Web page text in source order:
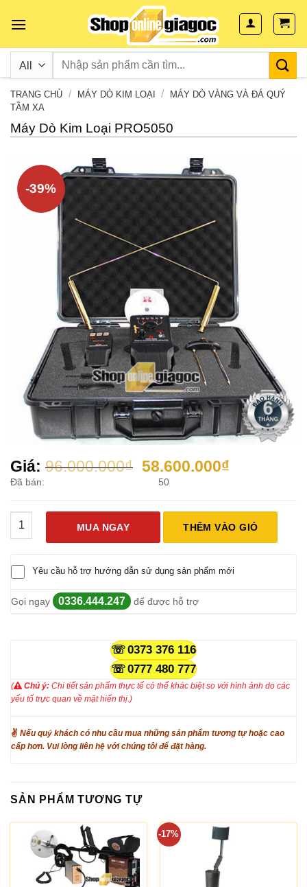
TRANG CHỦ / MÁY DÒ KIM LOẠI /
MÁY DÒ VÀNG VÀ ĐÁ QUÝ
TẦM XA
Máy Dò Kim Loại PRO5050
-39%
Giá: 96.000.000₫ Giá
gốc
là:
96.000.000₫.
58.600.000₫Giá
tại
là:
Đã bán: 50
Máy Dò Kim Loại PRO5050 số lượng
MUA NGAY
THÊM VÀO GIỎ
Yêu cầu hỗ trợ hướng dẫn sử dụng sản phẩm mới
Gọi ngay 0336.444.247 để được hỗ trợ
0373 376 116
0777 480 777
( Chú ý: Chi tiết sản phẩm thực tế có thể khác biệt so với hình ảnh do các
yếu tố trực quan về mặt hiển thị.)
✌ Nếu quý khách có nhu cầu mua những sản phẩm tương tự hoặc cao
cấp hơn. Vui lòng liên hệ với chúng tôi để đặt hàng.
SẢN PHẨM TƯƠNG TỰ
-17%